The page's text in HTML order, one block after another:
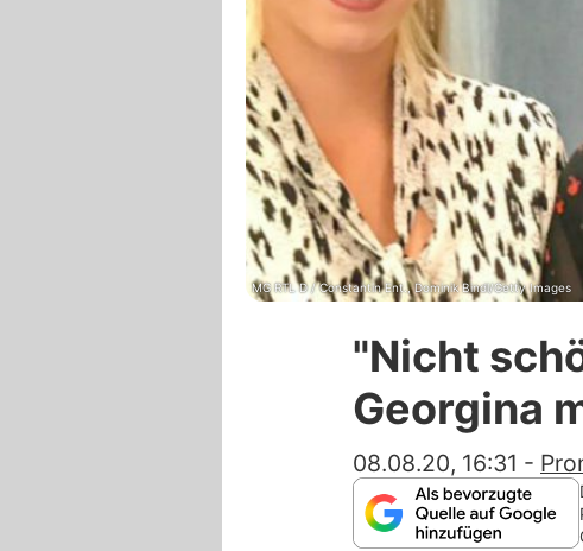
MG RTL D / Constantin Ent., Dominik Bindl/Getty Images
"Nicht
Georgina
08.08.20, 16:31 -